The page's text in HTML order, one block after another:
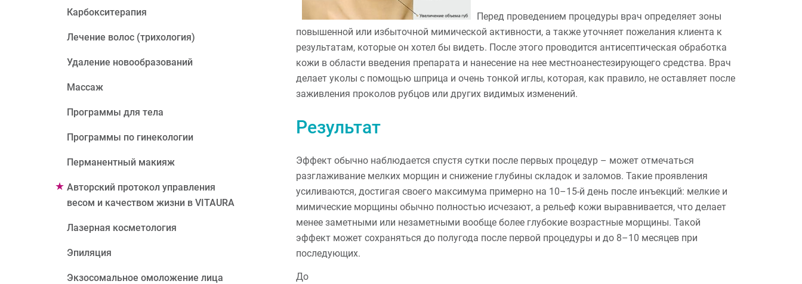
Перед проведением процедуры врач определяет зоны
повышенной или избыточной мимической активности, а также уточняет пожелания клиента к
результатам, которые он хотел бы видеть. После этого проводится антисептическая обработка
кожи в области введения препарата и нанесение на нее местноанестезирующего средства. Врач
делает уколы с помощью шприца и очень тонкой иглы, которая, как правило, не оставляет после
заживления проколов рубцов или других видимых изменений.
Результат
Эффект обычно наблюдается спустя сутки после первых процедур – может отмечаться
разглаживание мелких морщин и снижение глубины складок и заломов. Такие проявления
усиливаются, достигая своего максимума примерно на 10–15-й день после инъекций: мелкие и
мимические морщины обычно полностью исчезают, а рельеф кожи выравнивается, что делает
менее заметными или незаметными вообще более глубокие возрастные морщины. Такой
эффект может сохраняться до полугода после первой процедуры и до 8–10 месяцев при
последующих.
До
Карбокситерапия
Лечение волос (трихология)
Удаление новообразований
Массаж
Программы для тела
Программы по гинекологии
Перманентный макияж
Авторский протокол управления
весом и качеством жизни в VITAURA
Лазерная косметология
Эпиляция
Экзосомальное омоложение лица